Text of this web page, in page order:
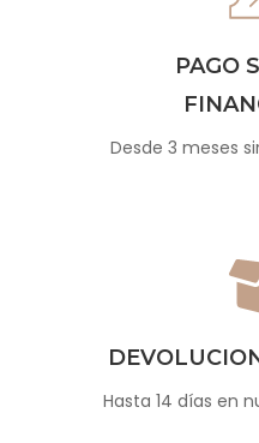
PAGO
Desde 3 meses
Hasta 14 días en